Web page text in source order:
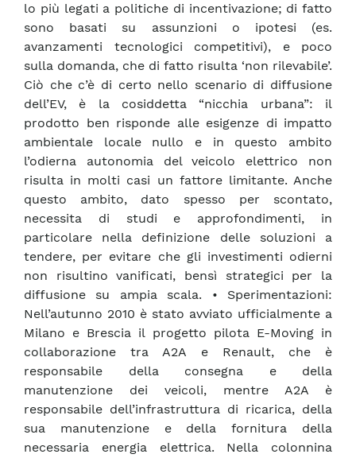
lo più legati a politiche di incentivazione; di fatto
sono basati su assunzioni o ipotesi (es.
avanzamenti tecnologici competitivi), e poco
sulla domanda, che di fatto risulta ‘non rilevabile’.
Ciò che c’è di certo nello scenario di diffusione
dell’EV, è la cosiddetta “nicchia urbana”: il
prodotto ben risponde alle esigenze di impatto
ambientale locale nullo e in questo ambito
l’odierna autonomia del veicolo elettrico non
risulta in molti casi un fattore limitante. Anche
questo ambito, dato spesso per scontato,
necessita di studi e approfondimenti, in
particolare nella definizione delle soluzioni a
tendere, per evitare che gli investimenti odierni
non risultino vanificati, bensì strategici per la
diffusione su ampia scala. • Sperimentazioni:
Nell’autunno 2010 è stato avviato ufficialmente a
Milano e Brescia il progetto pilota E-Moving in
collaborazione tra A2A e Renault, che è
responsabile della consegna e della
manutenzione dei veicoli, mentre A2A è
responsabile dell’infrastruttura di ricarica, della
sua manutenzione e della fornitura della
necessaria energia elettrica. Nella colonnina